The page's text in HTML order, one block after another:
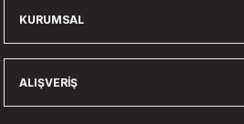
KURUMSAL
ALIŞVERIŞ